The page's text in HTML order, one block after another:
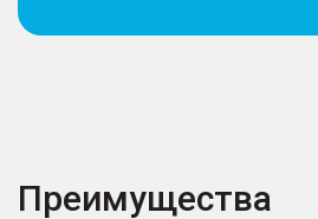
Преимущества